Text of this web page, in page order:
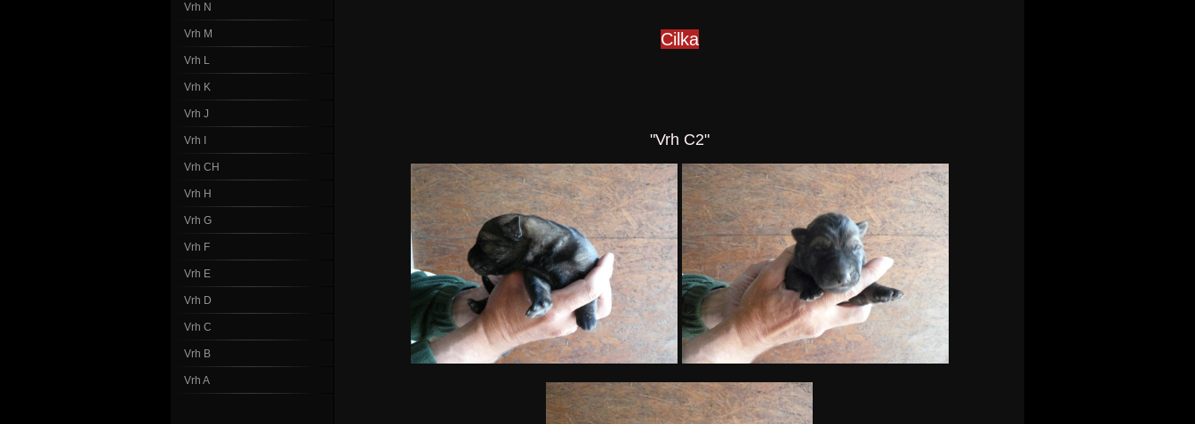
Vrh N
Vrh M
Vrh L
Vrh K
Vrh J
Vrh I
Vrh CH
Vrh H
Vrh G
Vrh F
Vrh E
Vrh D
Vrh C
Vrh B
Vrh A
Cilka
"Vrh C2"